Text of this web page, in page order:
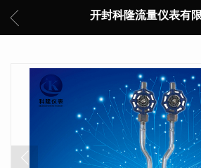
开封科隆流量仪表有